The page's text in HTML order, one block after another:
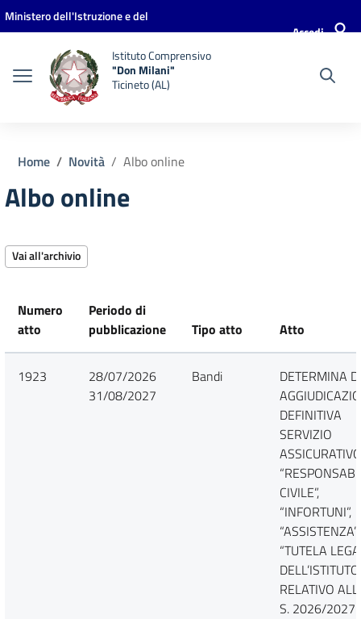
Vai ai contenuti
Vai al menu di navigazione
Vai al footer
Ministero dell'Istruzione e del
Accedi
Istituto Comprensivo
"Don Milani"
Ticineto (AL)
Home Novità Albo online
Albo online
Vai all'archivio
Numero
atto
Periodo di
pubblicazione
Tipo atto Atto
1923
28/07/2026
31/08/2027
Bandi
DETERMINA DI
DEFINITIVA
SERVIZIO
CIVILE”,
“INFORTUNI”,
“TUTELA
RELATIVO
S. 2026/2027.